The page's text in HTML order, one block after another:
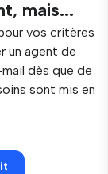
mais...
vos critères
un agent de
dès que de
sont mis en